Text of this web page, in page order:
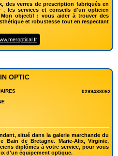
des verres de prescription fabriqués en
, les services et conseils d'un opticien
objectif : vous aider à trouver des
et robustesse tout en respectant
OPTIC
0299438062
situé dans la galerie marchande du
Bain de Bretagne. Marie-Alix, Virginie,
diplômés à votre service, pour vous
d'un équipement optique.